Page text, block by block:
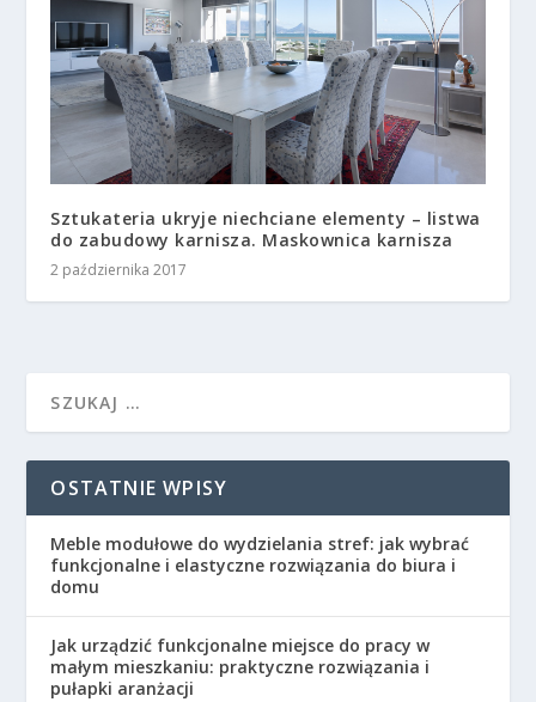
Sztukateria ukryje niechciane elementy – listwa
do zabudowy karnisza. Maskownica karnisza
2 października 2017
OSTATNIE WPISY
Meble modułowe do wydzielania stref: jak wybrać
funkcjonalne i elastyczne rozwiązania do biura i
domu
Jak urządzić funkcjonalne miejsce do pracy w
małym mieszkaniu: praktyczne rozwiązania i
pułapki aranżacji